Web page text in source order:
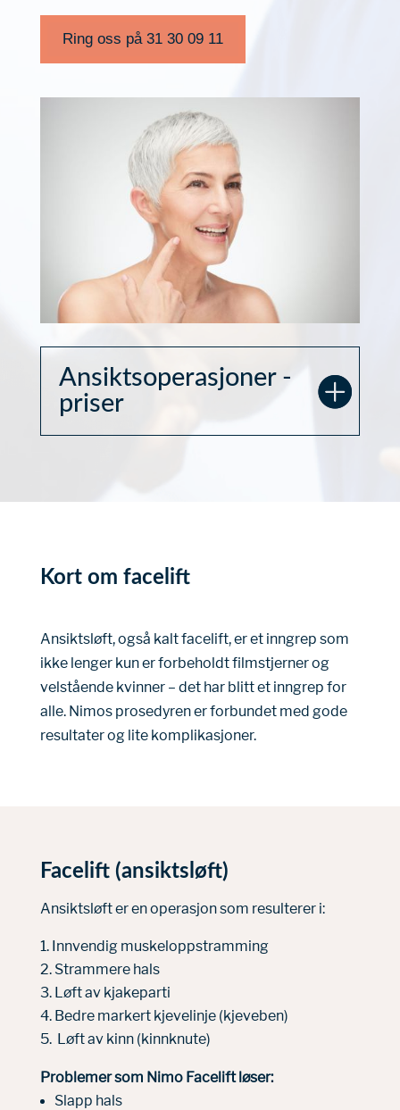
Ring oss på 31 30 09 11
Ansiktsoperasjoner -
priser
Kort om facelift
Ansiktsløft, også kalt facelift, er et inngrep som
ikke lenger kun er forbeholdt filmstjerner og
velstående kvinner – det har blitt et inngrep for
alle. Nimos prosedyren er forbundet med gode
resultater og lite komplikasjoner.
Facelift (ansiktsløft)
Ansiktsløft er en operasjon som resulterer i:
Innvendig muskeloppstramming
Strammere hals
Løft av kjakeparti
Bedre markert kjevelinje (kjeveben)
Løft av kinn (kinnknute)
Problemer som Nimo Facelift løser:
Slapp hals